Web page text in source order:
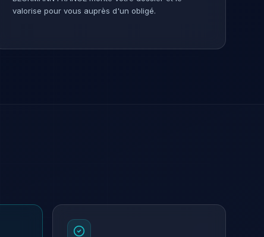
valorise pour vous auprès d'un obligé.